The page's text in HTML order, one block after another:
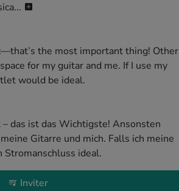
the most important thing! Other
for my guitar and me. If I use my
would be ideal.
das ist das Wichtigste! Ansonsten
Gitarre und mich. Falls ich meine
ideal.
Inviter